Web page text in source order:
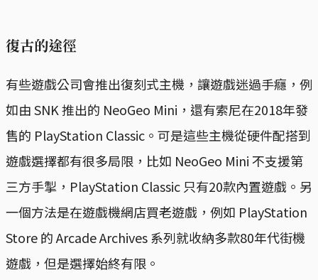
復古的途徑
有些遊戲公司會推出復刻式主機，讓遊戲迷過手癮，例
如由 SNK 推出的 NeoGeo Mini，還有索尼在2018年發
售的 PlayStation Classic。可是這些主機從硬件配搭到
遊戲選擇都有很多局限，比如 NeoGeo Mini 不支援第
三方手掣，PlayStation Classic 只有20款內置遊戲。另
一個方法是在遊戲機網店買老遊戲，例如 PlayStation
Store 的 Arcade Archives 系列就收納多款80年代街機
遊戲，但是選擇始終有限。